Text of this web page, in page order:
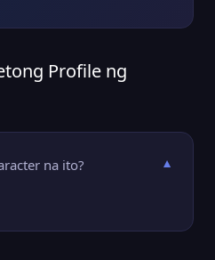
Profile ng
na ito? ▼